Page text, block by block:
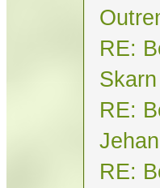
RE:
Skarn
RE:
Jehan
RE: